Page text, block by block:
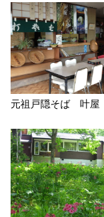
元祖戸隠そば 叶屋